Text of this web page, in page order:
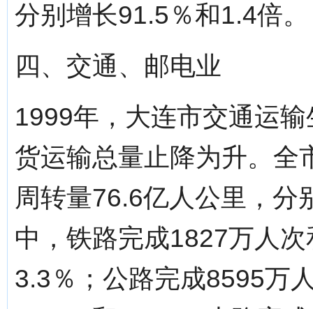
分别增长91.5％和1.4倍。
四、交通、邮电业
1999年，大连市交通运
货运输总量止降为升。全
周转量76.6亿人公里，分
中，铁路完成1827万人
3.3％；公路完成8595万